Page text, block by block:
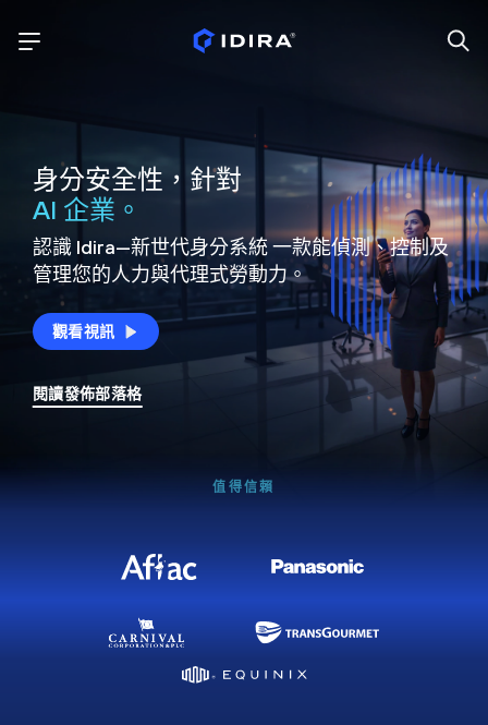
身分安全性，針對
AI 企業。
認識 Idira—新世代身分系統一款能偵測、控制及
管理您的人力與代理式勞動力。
觀看視訊
閱讀發佈部落格
值得信賴